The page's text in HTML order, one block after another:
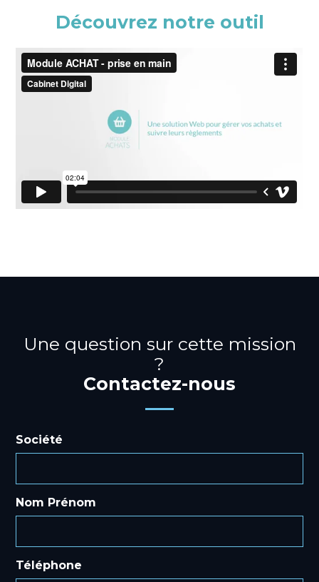
Découvrez notre outil
Une question sur cette mission
?
Contactez-nous
Société
Nom Prénom
Téléphone